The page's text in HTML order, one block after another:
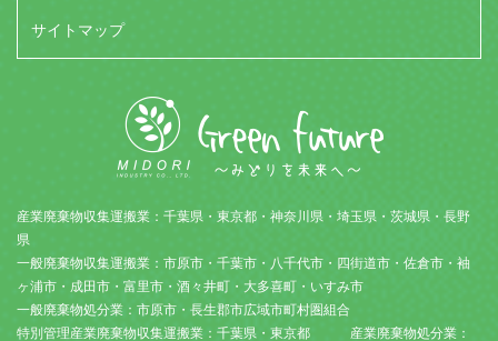
サイトマップ
産業廃棄物収集運搬業：千葉県・東京都・神奈川県・埼玉県・茨城県・長野
県
一般廃棄物収集運搬業：市原市・千葉市・八千代市・四街道市・佐倉市・袖
ヶ浦市・成田市・富里市・酒々井町・大多喜町・いすみ市
一般廃棄物処分業：市原市・長生郡市広域市町村圏組合
特別管理産業廃棄物収集運搬業：千葉県・東京都 産業廃棄物処分業：